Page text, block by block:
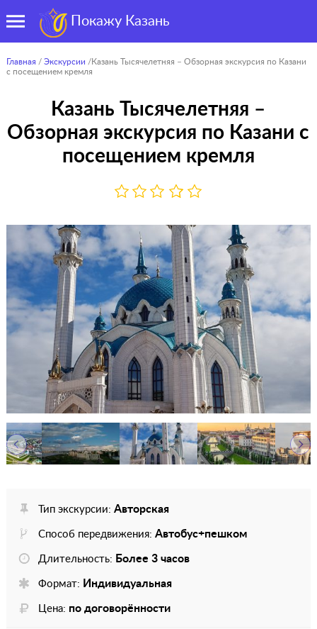
Покажу Казань
Главная / Экскурсии /Казань Тысячелетняя – Обзорная экскурсия по Казани
с посещением кремля
Казань Тысячелетняя –
Обзорная экскурсия по Казани с
посещением кремля
Тип экскурсии: Авторская
Способ передвижения: Автобус+пешком
Длительность: Более 3 часов
Формат: Индивидуальная
Цена: по договорённости